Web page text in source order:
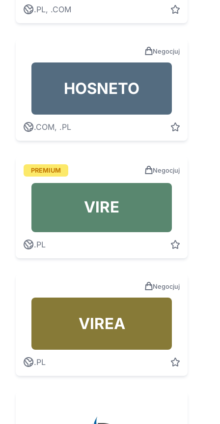
.PL, .COM
Negocjuj
HOSNETO
.COM, .PL
PREMIUM Negocjuj
VIRE
.PL
Negocjuj
VIREA
.PL